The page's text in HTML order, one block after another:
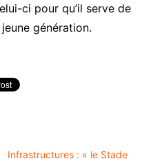
ci pour qu’il serve de
génération.
Infrastructures : « le Stade